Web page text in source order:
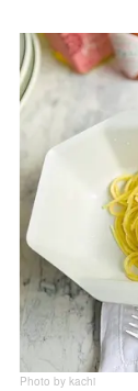
Photo by kachi